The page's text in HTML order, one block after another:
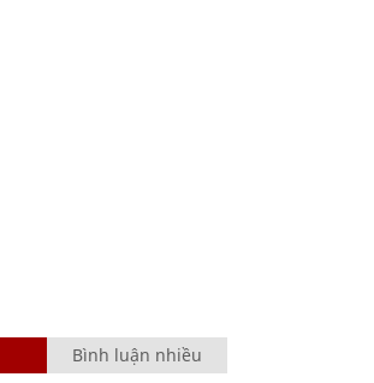
Bình luận nhiều